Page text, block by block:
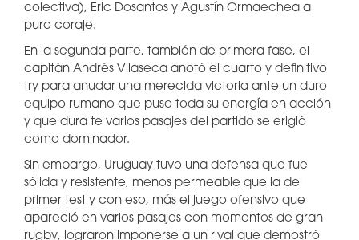
colectiva), Eric Dosantos y Agustín Ormaechea a
puro coraje.
En la segunda parte, también de primera fase, el
capitán Andrés Vilaseca anotó el cuarto y definitivo
try para anudar una merecida victoria ante un duro
equipo rumano que puso toda su energía en acción
y que dura te varios pasajes del partido se erigió
como dominador.
Sin embargo, Uruguay tuvo una defensa que fue
sólida y resistente, menos permeable que la del
primer test y con eso, más el juego ofensivo que
apareció en varios pasajes con momentos de gran
rugby, lograron imponerse a un rival que demostró